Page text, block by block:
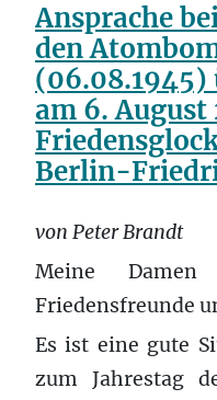
Ansprache
den
am 6.
Berlin-
von Peter Brandt
Meine
Friedensfreunde
Es ist eine gute
zum Jahrestag